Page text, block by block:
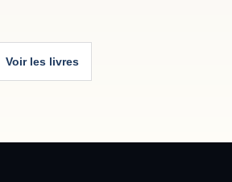
Voir les livres